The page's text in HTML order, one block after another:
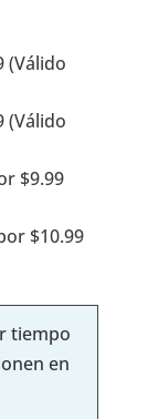
(Válido
(Válido
$9.99
$10.99
tiempo
en